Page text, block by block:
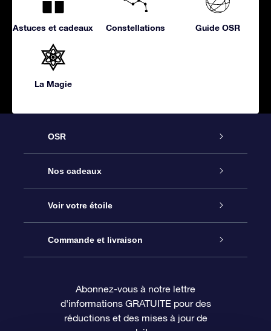
Astuces et cadeaux Constellations Guide OSR
La Magie
OSR
Service
À propos de l’OSR
Nous contacter
Questions fréquemment posées
Nos cadeaux
Cadeau d’étoile en ligne
Coffret cadeau OSR
Carte cadeau OSR
Voir votre étoile
Registre des étoiles
Page d’accueil personnalisée
Commande et livraison
Informations de paiement
Abonnez-vous à notre lettre
d'informations GRATUITE pour des
réductions et des mises à jour de